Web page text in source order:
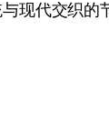
现代交织